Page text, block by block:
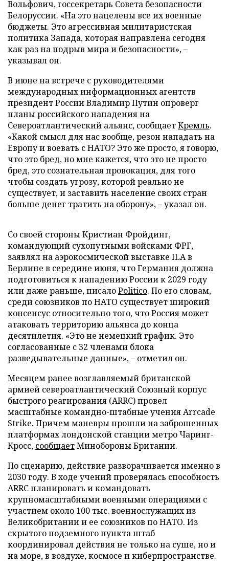
Вольфович, госсекретарь Совета безопасности
Белоруссии. «На это нацелены все их военные
бюджеты. Это агрессивная милитаристская
политика Запада, которая направлена сегодня
как раз на подрыв мира и безопасности», –
указывал он.
В июне на встрече с руководителями
международных информационных агентств
президент России Владимир Путин опроверг
планы российского нападения на
Североатлантический альянс, сообщаетКремль.
«Какой смысл для нас вообще, резон нападать на
Европу и воевать с НАТО? Это же просто, я говорю,
что это бред, но мне кажется, что это не просто
бред, это сознательная провокация, для того
чтобы создать угрозу, которой реально не
существует, и заставить население своих стран
больше денег тратить на оборону», – указал он.
Со своей стороны Кристиан Фройдинг,
командующий сухопутными войсками ФРГ,
заявлял на аэрокосмической выставке ILA в
Берлине в середине июня, что Германия должна
подготовиться к нападению России к 2029 году
или даже раньше, писалоPolitico. По его словам,
среди союзников по НАТО существует широкий
консенсус относительно того, что Россия может
атаковать территорию альянса до конца
десятилетия. «Это не немецкий график. Это
согласованные с 32 членами блока
разведывательные данные», – отметил он.
Месяцем ранее возглавляемый британской
армией североатлантический Союзный корпус
быстрого реагирования (ARRC) провел
масштабные командно-штабные учения Arrcade
Strike. Причем маневры прошли на заброшенных
платформах лондонской станции метро Чаринг-
Кросс, сообщаетМинобороны Британии.
По сценарию, действие разворачивается именно в
2030 году. В ходе учений проверялась способность
ARRC планировать и командовать
крупномасштабными военными операциями с
участием около 100 тыс. военнослужащих из
Великобритании и ее союзников по НАТО. Из
скрытого подземного пункта штаб
координировал действия не только на суше, но и
на море, в воздухе, космосе и киберпространстве.